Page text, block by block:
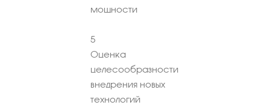
мощности
5
Оценка
целесообразности
внедрения новых
технологий